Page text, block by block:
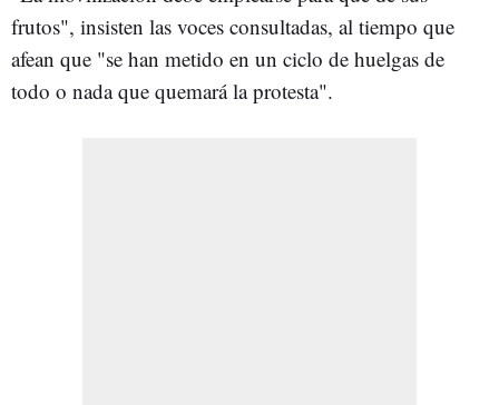
frutos", insisten las voces consultadas, al tiempo que
afean que "se han metido en un ciclo de huelgas de
todo o nada que quemará la protesta".